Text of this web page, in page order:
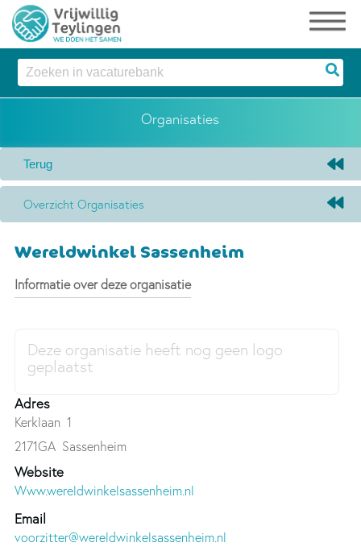
Organisaties
Overzicht Organisaties
Wereldwinkel Sassenheim
Informatie over deze organisatie
Adres
Kerklaan 1
2171GA Sassenheim
Website
Www.wereldwinkelsassenheim.nl
Email
voorzitter@wereldwinkelsassenheim.nl